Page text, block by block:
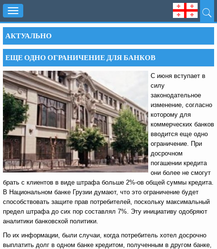
Toggle
navigation
АКТУАЛЬНО
ЕЩЕ ОДНО ОГРАНИЧЕНИЕ ДЛЯ БАНКОВ
С июня вступает в
силу
законодательное
изменение, согласно
которому для
коммерческих банков
вводится еще одно
ограничение. При
досрочном
погашении кредита
они более не смогут
брать с клиентов в виде штрафа больше 2%-ов общей суммы кредита.
В Национальном банке Грузии думают, что это ограничение будет
способствовать защите прав потребителей, поскольку максимальный
предел штрафа до сих пор составлял 7%. Эту инициативу одобряют
аналитики банковской политики.
По их информации, были случаи, когда потребитель хотел досрочно
выплатить долг в одном банке кредитом, полученным в другом банке,